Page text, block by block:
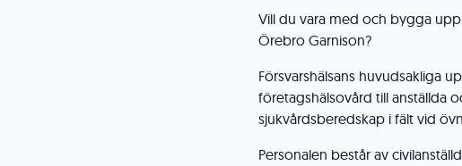
Vill du vara med och bygga upp
Örebro Garnison?
Försvarshälsans huvudsakliga
företagshälsovård till anställda
sjukvårdsberedskap i fält vid
Personalen består av